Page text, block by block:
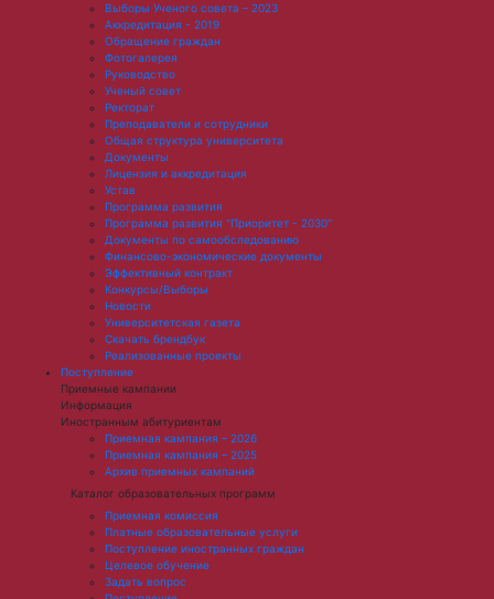
Выборы Ученого совета – 2023
Аккредитация - 2019
Обращение граждан
Фотогалерея
Руководство
Ученый совет
Ректорат
Преподаватели и сотрудники
Общая структура университета
Документы
Лицензия и аккредитация
Устав
Программа развития
Программа развития "Приоритет - 2030"
Документы по самообследованию
Финансово-экономические документы
Эффективный контракт
Конкурсы/Выборы
Новости
Университетская газета
Скачать брендбук
Реализованные проекты
Поступление
Приемные кампании
Информация
Иностранным абитуриентам
Приемная кампания – 2026
Приемная кампания – 2025
Архив приемных кампаний
Каталог образовательных программ
Приемная комиссия
Платные образовательные услуги
Поступление иностранных граждан
Целевое обучение
Задать вопрос